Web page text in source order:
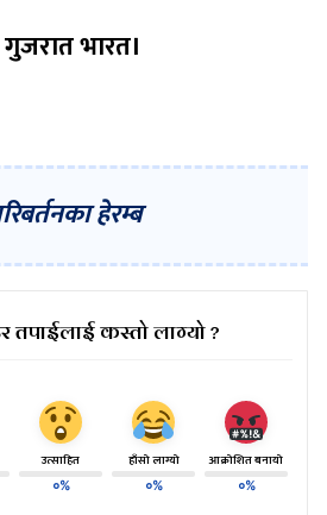
भारत।
हेरम्ब
तपाईलाई कस्तो लाग्यो ?
उत्साहित
०%
हाँसो लाग्यो
०%
आक्रोशित बनायो
०%